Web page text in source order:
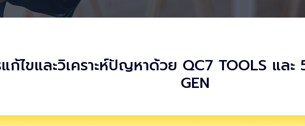
ก้ไขและวิเคราะห์ปัญหาด้วย QC7 TOOLS แล
GEN